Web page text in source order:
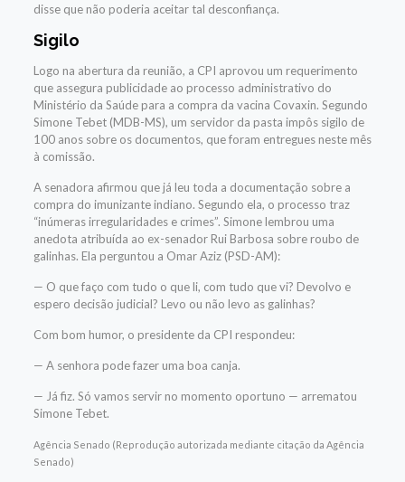
disse que não poderia aceitar tal desconfiança.
Sigilo
Logo na abertura da reunião, a CPI aprovou um requerimento
que assegura publicidade ao processo administrativo do
Ministério da Saúde para a compra da vacina Covaxin. Segundo
Simone Tebet (MDB-MS), um servidor da pasta impôs sigilo de
100 anos sobre os documentos, que foram entregues neste mês
à comissão.
A senadora afirmou que já leu toda a documentação sobre a
compra do imunizante indiano. Segundo ela, o processo traz
“inúmeras irregularidades e crimes”. Simone lembrou uma
anedota atribuída ao ex-senador Rui Barbosa sobre roubo de
galinhas. Ela perguntou a Omar Aziz (PSD-AM):
— O que faço com tudo o que li, com tudo que vi? Devolvo e
espero decisão judicial? Levo ou não levo as galinhas?
Com bom humor, o presidente da CPI respondeu:
— A senhora pode fazer uma boa canja.
— Já fiz. Só vamos servir no momento oportuno — arrematou
Simone Tebet.
Agência Senado (Reprodução autorizada mediante citação da Agência
Senado)